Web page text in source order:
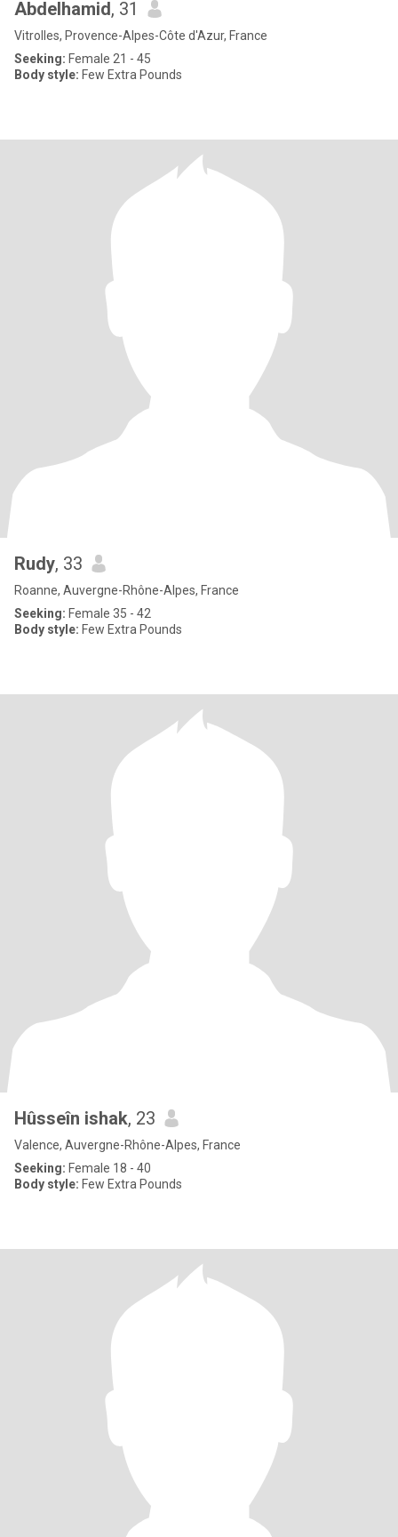
Abdelhamid, 31
Vitrolles, Provence-Alpes-Côte d'Azur, France
Seeking: Female 21 - 45
Body style: Few Extra Pounds
Rudy, 33
Roanne, Auvergne-Rhône-Alpes, France
Seeking: Female 35 - 42
Body style: Few Extra Pounds
Hûsseîn ishak, 23
Valence, Auvergne-Rhône-Alpes, France
Seeking: Female 18 - 40
Body style: Few Extra Pounds